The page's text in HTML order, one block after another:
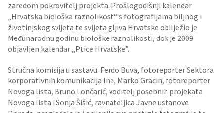
zaredom pokrovitelj projekta. Prošlogodišnji kalendar
„Hrvatska biološka raznolikost“ s fotografijama biljnog i
životinjskog svijeta te svijeta gljiva Hrvatske obilježio je
Međunarodnu godinu biološke raznolikosti, dok je 2009.
objavljen kalendar „Ptice Hrvatske”.
Stručna komisija u sastavu: Ferdo Buva, fotoreporter Sektora
korporativnih komunikacija Ine, Marko Gracin, fotoreporter
Novoga lista, Bruno Lončarić, voditelj posebnih projekata
Novoga lista i Sonja Šišić, ravnateljica Javne ustanove